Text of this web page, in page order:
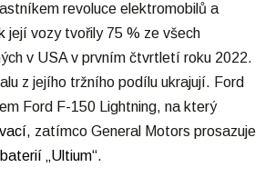
revoluce elektromobilů a
její vozy tvořily 75 % ze všech
v USA v prvním čtvrtletí roku 2022.
z jejího tržního podílu ukrajují. Ford
Ford F-150 Lightning, na který
, zatímco General Motors prosazuje
„Ultium“.